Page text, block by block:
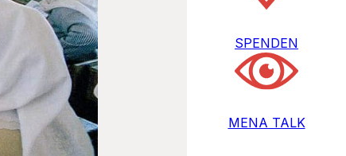
SPENDEN
MENA TALK